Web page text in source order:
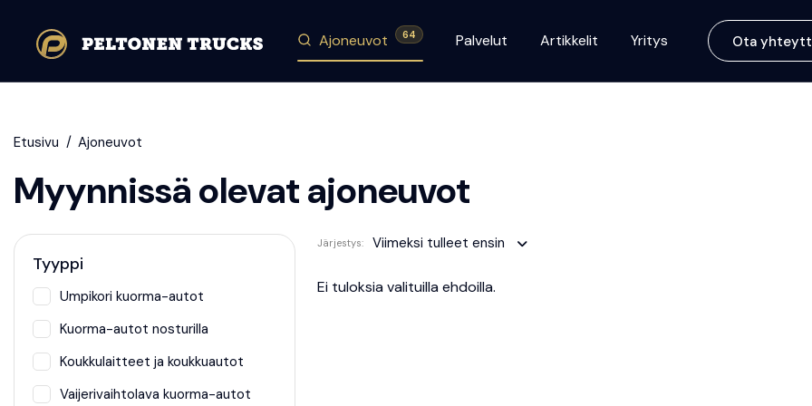
Ajoneuvot 64 Palvelut Artikkelit Yritys Ota
Etusivu Ajoneuvot
Myynnissä olevat ajoneuvot
Tyyppi
Umpikori kuorma-autot
Kuorma-autot nosturilla
Koukkulaitteet ja koukkuautot
Vaijerivaihtolava kuorma-autot
Järjestys: Viimeksi tulleet ensin
Ei tuloksia valituilla ehdoilla.